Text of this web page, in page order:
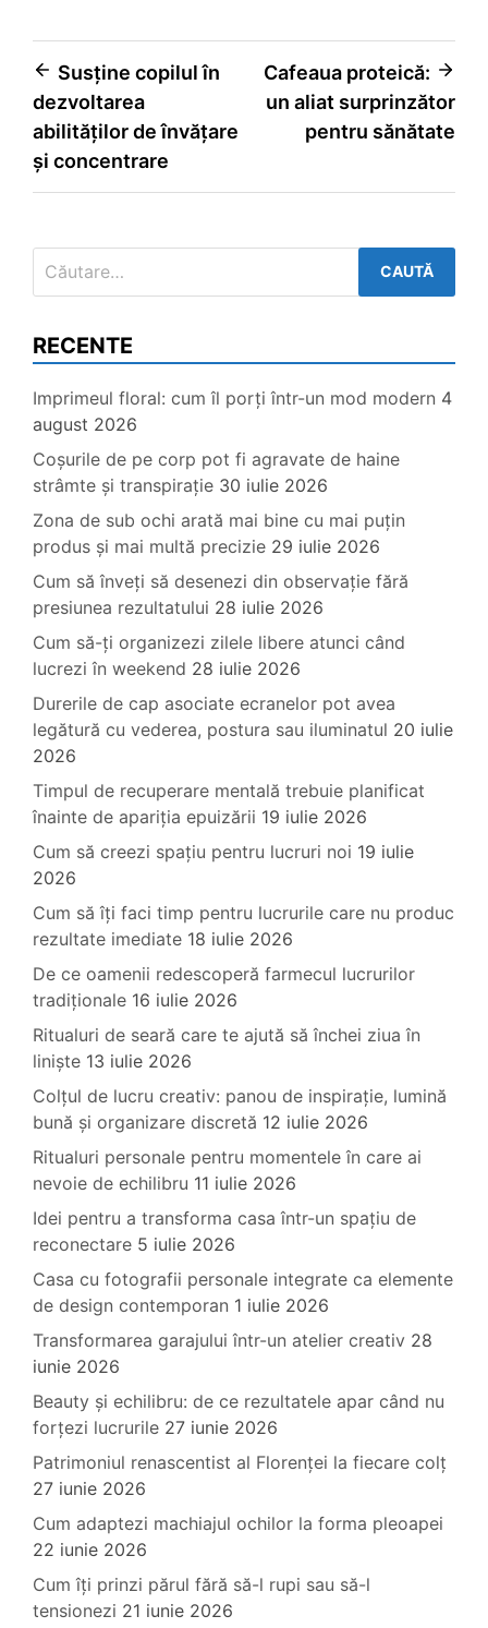
Navigare
în
articole
Susține copilul în
dezvoltarea
abilităților de învățare
și concentrare
Cafeaua proteică:
un aliat surprinzător
pentru sănătate
după:
RECENTE
Imprimeul floral: cum îl porți într-un mod modern 4
august 2026
Coșurile de pe corp pot fi agravate de haine
strâmte și transpirație 30 iulie 2026
Zona de sub ochi arată mai bine cu mai puțin
produs și mai multă precizie 29 iulie 2026
Cum să înveți să desenezi din observație fără
presiunea rezultatului 28 iulie 2026
Cum să-ți organizezi zilele libere atunci când
lucrezi în weekend 28 iulie 2026
Durerile de cap asociate ecranelor pot avea
legătură cu vederea, postura sau iluminatul 20 iulie
2026
Timpul de recuperare mentală trebuie planificat
înainte de apariția epuizării 19 iulie 2026
Cum să creezi spațiu pentru lucruri noi 19 iulie
2026
Cum să îți faci timp pentru lucrurile care nu produc
rezultate imediate 18 iulie 2026
De ce oamenii redescoperă farmecul lucrurilor
tradiționale 16 iulie 2026
Ritualuri de seară care te ajută să închei ziua în
liniște 13 iulie 2026
Colțul de lucru creativ: panou de inspirație, lumină
bună și organizare discretă 12 iulie 2026
Ritualuri personale pentru momentele în care ai
nevoie de echilibru 11 iulie 2026
Idei pentru a transforma casa într-un spațiu de
reconectare 5 iulie 2026
Casa cu fotografii personale integrate ca elemente
de design contemporan 1 iulie 2026
Transformarea garajului într-un atelier creativ 28
iunie 2026
Beauty și echilibru: de ce rezultatele apar când nu
forțezi lucrurile 27 iunie 2026
Patrimoniul renascentist al Florenței la fiecare colț
27 iunie 2026
Cum adaptezi machiajul ochilor la forma pleoapei
22 iunie 2026
Cum îți prinzi părul fără să-l rupi sau să-l
tensionezi 21 iunie 2026